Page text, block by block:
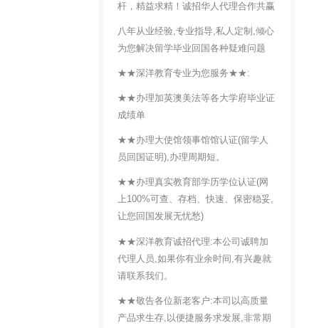
杆，精益求精！诚招华人代理合作共赢
八年从业经验,专业指导,私人定制,倾心
为您解决留学毕业回国各种疑难问题
★★深洋教育专业为您服务★★:
★★办理加英澳美法等各大学府毕业证
成绩单
★★办理大使馆领事馆馆认证(留学人
员回国证明),办理周期短。
★★办理真实教育部学历学位认证(网
上100%可查、存档、快速、保密稳妥,
让您回国发展无忧愁)
★★深洋教育诚招代理:本公司诚聘加
代理人员,如果你有业余时间,有兴趣就
请联系我们。
★★敬告各位新老客户:本司以高质量
产品求生存,以便捷服务求发展,非常期